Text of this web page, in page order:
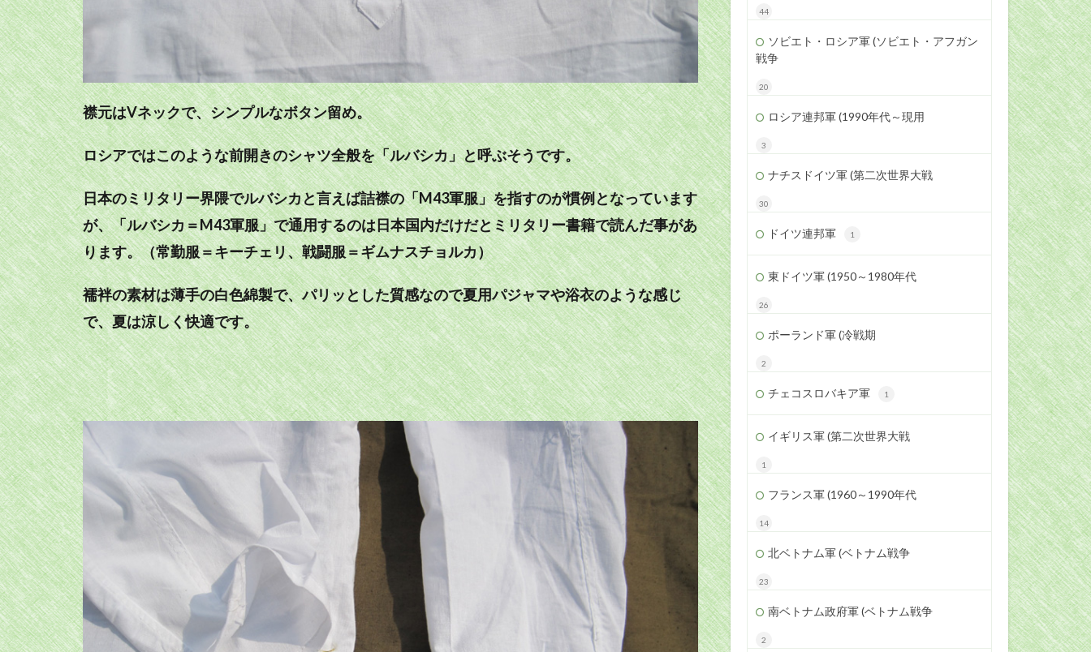
襟元はVネックで、シンプルなボタン留め。
ロシアではこのような前開きのシャツ全般を「ルバシカ」と呼ぶそうです。
日本のミリタリー界隈でルバシカと言えば詰襟の「M43軍服」を指すのが慣例となっています
が、「ルバシカ＝M43軍服」で通用するのは日本国内だけだとミリタリー書籍で読んだ事があ
ります。（常勤服＝キーチェリ、戦闘服＝ギムナスチョルカ）
襦袢の素材は薄手の白色綿製で、パリッとした質感なので夏用パジャマや浴衣のような感じ
で、夏は涼しく快適です。
44
ソビエト・ロシア軍 (ソビエト・アフガン
戦争
20
ロシア連邦軍 (1990年代～現用
3
ナチスドイツ軍 (第二次世界大戦
30
ドイツ連邦軍 1
東ドイツ軍 (1950～1980年代
26
ポーランド軍 (冷戦期
2
チェコスロバキア軍 1
イギリス軍 (第二次世界大戦
1
フランス軍 (1960～1990年代
14
北ベトナム軍 (ベトナム戦争
23
南ベトナム政府軍 (ベトナム戦争
2